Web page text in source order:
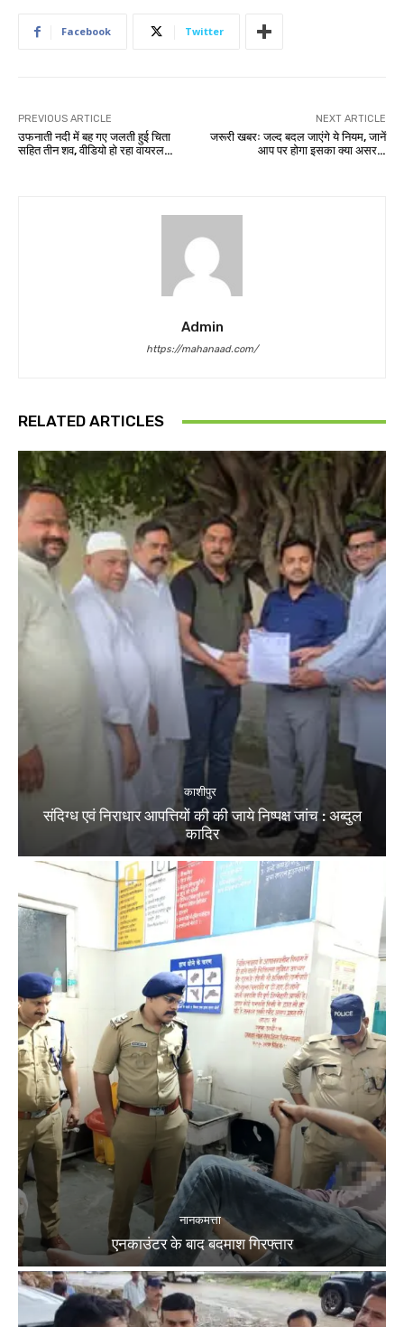
Facebook Twitter
PREVIOUS ARTICLE
उफनाती नदी में बह गए जलती हुई चिता
सहित तीन शव, वीडियो हो रहा वायरल…
NEXT ARTICLE
जरूरी खबरः जल्द बदल जाएंगे ये नियम, जानें
आप पर होगा इसका क्या असर…
Admin
https://mahanaad.com/
RELATED ARTICLES
काशीपुर
संदिग्ध एवं निराधार आपत्तियों की की जाये निष्पक्ष जांच : अब्दुल
कादिर
नानकमत्ता
एनकाउंटर के बाद बदमाश गिरफ्तार